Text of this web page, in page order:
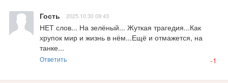
Гость 2025.10.30 09:43
НЕТ слов... На зелёный... Жуткая трагедия...Как
хрупок мир и жизнь в нём...Ещё и отмажется, на
танке...
Ответить -1